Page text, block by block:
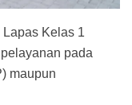
Kelas 1
pada
maupun